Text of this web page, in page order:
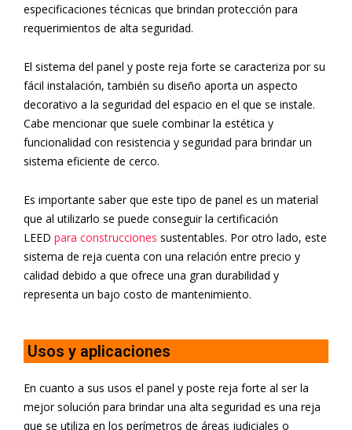
especificaciones técnicas que brindan protección para
requerimientos de alta seguridad.
El sistema del panel y poste reja forte se caracteriza por su
fácil instalación, también su diseño aporta un aspecto
decorativo a la seguridad del espacio en el que se instale.
Cabe mencionar que suele combinar la estética y
funcionalidad con resistencia y seguridad para brindar un
sistema eficiente de cerco.
Es importante saber que este tipo de panel es un material
que al utilizarlo se puede conseguir la certificación
LEED para construcciones sustentables. Por otro lado, este
sistema de reja cuenta con una relación entre precio y
calidad debido a que ofrece una gran durabilidad y
representa un bajo costo de mantenimiento.
Usos y aplicaciones
En cuanto a sus usos el panel y poste reja forte al serla
mejor solución para brindar una alta seguridad es una reja
que se utiliza en los perímetros de áreas judiciales o